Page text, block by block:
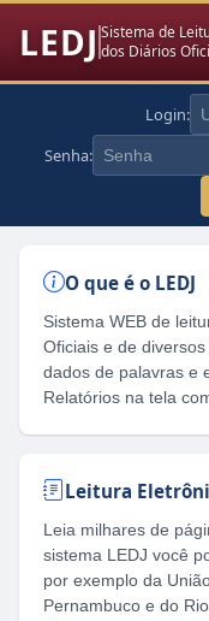
LEDJSistema de
dos Diários
Login:
Senha:
O que é o LEDJ
Sistema WEB de
Oficiais e de
dados de palavras e
Relatórios na tela
Leitura
Leia milhares de
sistema LEDJ você
por exemplo da
Pernambuco e do